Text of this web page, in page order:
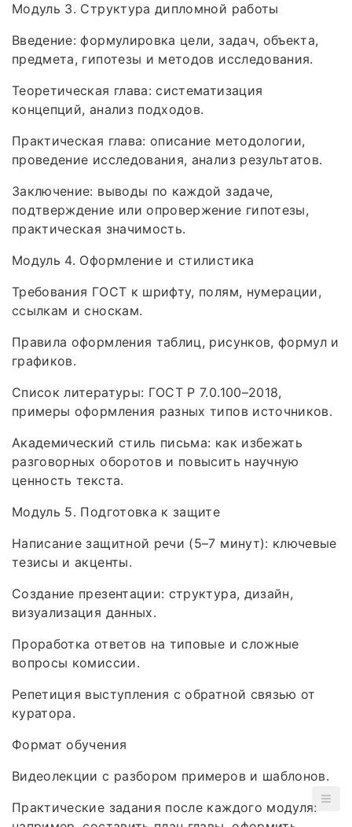
Модуль 3. Структура дипломной работы
Введение: формулировка цели, задач, объекта,
предмета, гипотезы и методов исследования.
Теоретическая глава: систематизация
концепций, анализ подходов.
Практическая глава: описание методологии,
проведение исследования, анализ результатов.
Заключение: выводы по каждой задаче,
подтверждение или опровержение гипотезы,
практическая значимость.
Модуль 4. Оформление и стилистика
Требования ГОСТ к шрифту, полям, нумерации,
ссылкам и сноскам.
Правила оформления таблиц, рисунков, формул и
графиков.
Список литературы: ГОСТ Р 7.0.100–2018,
примеры оформления разных типов источников.
Академический стиль письма: как избежать
разговорных оборотов и повысить научную
ценность текста.
Модуль 5. Подготовка к защите
Написание защитной речи (5–7 минут): ключевые
тезисы и акценты.
Создание презентации: структура, дизайн,
визуализация данных.
Проработка ответов на типовые и сложные
вопросы комиссии.
Репетиция выступления с обратной связью от
куратора.
Формат обучения
Видеолекции с разбором примеров и шаблонов.
Практические задания после каждого модуля: